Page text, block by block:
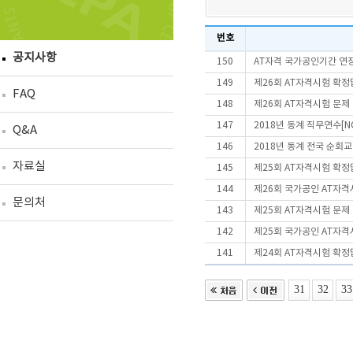
공지사항
FAQ
Q&A
자료실
문의처
번호
150 AT자격 국가공인기간 연
149 제26회 AT자격시험 확정
148 제26회 AT자격시험 문
147 2018년 동계 직무연수
146 2018년 동계 전국 순회
145 제25회 AT자격시험 확정
144 제26회 국가공인 AT자격
143 제25회 AT자격시험 문
142 제25회 국가공인 AT자격
141 제24회 AT자격시험 확정
31 32 33